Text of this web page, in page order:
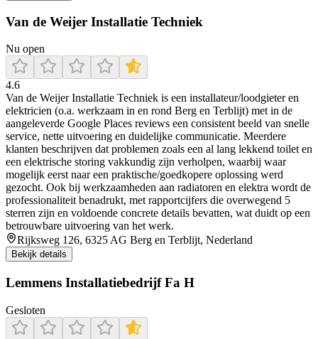
Van de Weijer Installatie Techniek
Nu open
4.6
Van de Weijer Installatie Techniek is een installateur/loodgieter en
elektricien (o.a. werkzaam in en rond Berg en Terblijt) met in de
aangeleverde Google Places reviews een consistent beeld van snelle
service, nette uitvoering en duidelijke communicatie. Meerdere
klanten beschrijven dat problemen zoals een al lang lekkend toilet en
een elektrische storing vakkundig zijn verholpen, waarbij waar
mogelijk eerst naar een praktische/goedkopere oplossing werd
gezocht. Ook bij werkzaamheden aan radiatoren en elektra wordt de
professionaliteit benadrukt, met rapportcijfers die overwegend 5
sterren zijn en voldoende concrete details bevatten, wat duidt op een
betrouwbare uitvoering van het werk.
Rijksweg 126, 6325 AG Berg en Terblijt, Nederland
Bekijk details
Lemmens Installatiebedrijf Fa H
Gesloten